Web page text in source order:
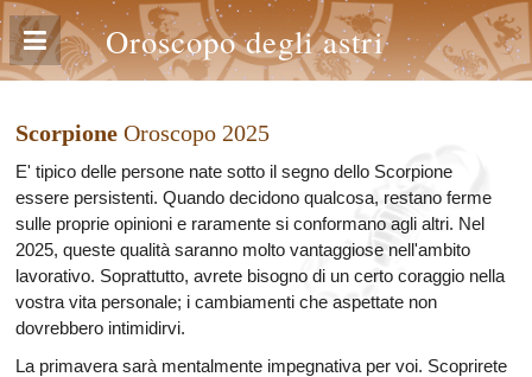
Oroscopo degli astri
Scorpione Oroscopo 2025
E' tipico delle persone nate sotto il segno dello Scorpione
essere persistenti. Quando decidono qualcosa, restano ferme
sulle proprie opinioni e raramente si conformano agli altri. Nel
2025, queste qualità saranno molto vantaggiose nell'ambito
lavorativo. Soprattutto, avrete bisogno di un certo coraggio nella
vostra vita personale; i cambiamenti che aspettate non
dovrebbero intimidirvi.
La primavera sarà mentalmente impegnativa per voi. Scoprirete